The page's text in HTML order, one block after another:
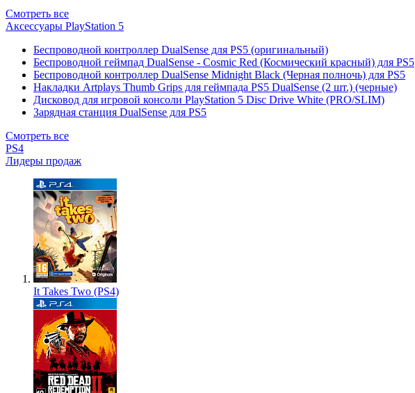
Смотреть все
Аксессуары PlayStation 5
Беспроводной контроллер DualSense для PS5 (оригинальный)
Беспроводной геймпад DualSense - Cosmic Red (Космический красный) для PS5
Беспроводной контроллер DualSense Midnight Black (Черная полночь) для PS5
Накладки Artplays Thumb Grips для геймпада PS5 DualSense (2 шт.) (черные)
Дисковод для игровой консоли PlayStation 5 Disc Drive White (PRO/SLIM)
Зарядная станция DualSense для PS5
Смотреть все
PS4
Лидеры продаж
It Takes Two (PS4)